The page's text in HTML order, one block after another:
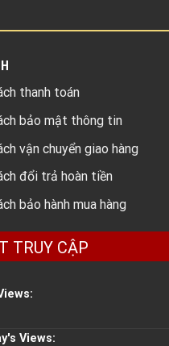
thanh toán
bảo mật thông tin
vận chuyển giao hàng
đổi trả hoàn tiền
bảo hành mua hàng
TRUY CẬP
Views: